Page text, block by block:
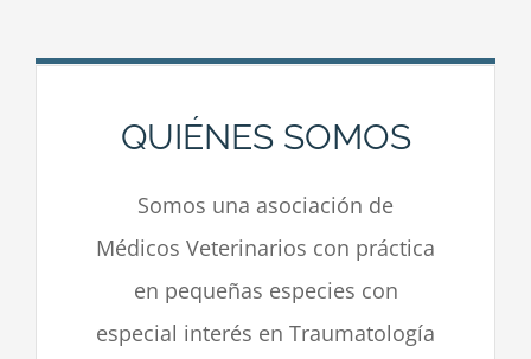
QUIÉNES SOMOS
Somos una asociación de
Médicos Veterinarios con práctica
en pequeñas especies con
especial interés en Traumatología